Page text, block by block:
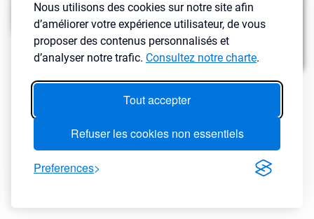
Nous utilisons des cookies sur notre site afin
d’améliorer votre expérience utilisateur, de vous
proposer des contenus personnalisés et
d’analyser notre trafic. Consultez notre charte.
Tout accepter
Refuser les cookies non essentiels
Preferences
Un investisseur doit essayer d'acheter sous le prix du marché mais
LyBox analyse des millions d’annonces de locations afin de
modéliser les loyers de la ville en fonction du type de bien